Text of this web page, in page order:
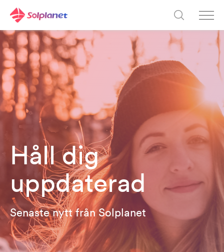
Håll dig
uppdaterad
Senaste nytt från Solplanet